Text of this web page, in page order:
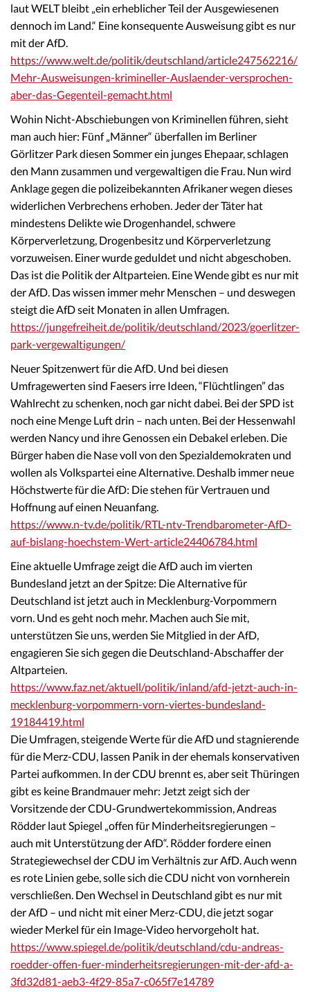
laut WELT bleibt „ein erheblicher Teil der Ausgewiesenen
dennoch im Land.“ Eine konsequente Ausweisung gibt es nur
mit der AfD.
https://www.welt.de/politik/deutschland/article247562216/
Mehr-Ausweisungen-krimineller-Auslaender-versprochen-
aber-das-Gegenteil-gemacht.html
Wohin Nicht-Abschiebungen von Kriminellen führen, sieht
man auch hier: Fünf „Männer“ überfallen im Berliner
Görlitzer Park diesen Sommer ein junges Ehepaar, schlagen
den Mann zusammen und vergewaltigen die Frau. Nun wird
Anklage gegen die polizeibekannten Afrikaner wegen dieses
widerlichen Verbrechens erhoben. Jeder der Täter hat
mindestens Delikte wie Drogenhandel, schwere
Körperverletzung, Drogenbesitz und Körperverletzung
vorzuweisen. Einer wurde geduldet und nicht abgeschoben.
Das ist die Politik der Altparteien. Eine Wende gibt es nur mit
der AfD. Das wissen immer mehr Menschen – und deswegen
steigt die AfD seit Monaten in allen Umfragen.
https://jungefreiheit.de/politik/deutschland/2023/goerlitzer-
park-vergewaltigungen/
Neuer Spitzenwert für die AfD. Und bei diesen
Umfragewerten sind Faesers irre Ideen, “Flüchtlingen” das
Wahlrecht zu schenken, noch gar nicht dabei. Bei der SPD ist
noch eine Menge Luft drin – nach unten. Bei der Hessenwahl
werden Nancy und ihre Genossen ein Debakel erleben. Die
Bürger haben die Nase voll von den Spezialdemokraten und
wollen als Volkspartei eine Alternative. Deshalb immer neue
Höchstwerte für die AfD: Die stehen für Vertrauen und
Hoffnung auf einen Neuanfang.
https://www.n-tv.de/politik/RTL-ntv-Trendbarometer-AfD-
auf-bislang-hoechstem-Wert-article24406784.html
Eine aktuelle Umfrage zeigt die AfD auch im vierten
Bundesland jetzt an der Spitze: Die Alternative für
Deutschland ist jetzt auch in Mecklenburg-Vorpommern
vorn. Und es geht noch mehr. Machen auch Sie mit,
unterstützen Sie uns, werden Sie Mitglied in der AfD,
engagieren Sie sich gegen die Deutschland-Abschaffer der
Altparteien.
https://www.faz.net/aktuell/politik/inland/afd-jetzt-auch-in-
mecklenburg-vorpommern-vorn-viertes-bundesland-
19184419.html
Die Umfragen, steigende Werte für die AfD und stagnierende
für die Merz-CDU, lassen Panik in der ehemals konservativen
Partei aufkommen. In der CDU brennt es, aber seit Thüringen
gibt es keine Brandmauer mehr: Jetzt zeigt sich der
Vorsitzende der CDU-Grundwertekommission, Andreas
Rödder laut Spiegel „offen für Minderheitsregierungen –
auch mit Unterstützung der AfD“. Rödder fordere einen
Strategiewechsel der CDU im Verhältnis zur AfD. Auch wenn
es rote Linien gebe, solle sich die CDU nicht von vornherein
verschließen. Den Wechsel in Deutschland gibt es nur mit
der AfD – und nicht mit einer Merz-CDU, die jetzt sogar
wieder Merkel für ein Image-Video hervorgeholt hat.
https://www.spiegel.de/politik/deutschland/cdu-andreas-
roedder-offen-fuer-minderheitsregierungen-mit-der-afd-a-
3fd32d81-aeb3-4f29-85a7-c065f7e14789